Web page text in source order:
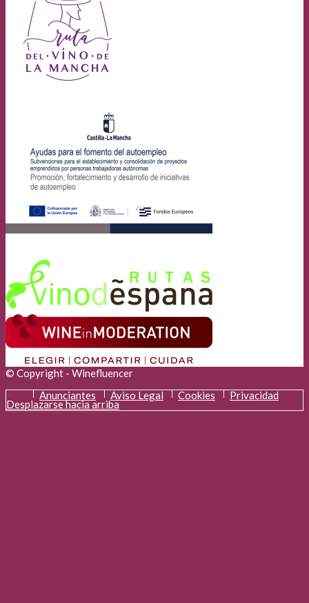
© Copyright - Winefluencer
Anunciantes
Aviso Legal Cookies Privacidad
Desplazarse hacia arriba